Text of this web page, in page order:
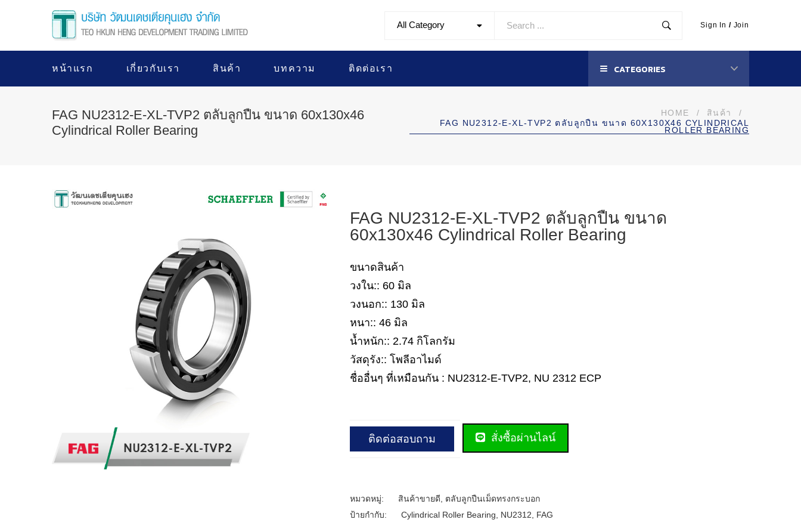
All Category Sign In / Join
หน้าแรก เกี่ยวกับเรา สินค้า บทความ ติดต่อเรา CATEGORIES
FAG NU2312-E-XL-TVP2 ตลับลูกปืน ขนาด 60x130x46
Cylindrical Roller Bearing
HOME / สินค้า
/
FAG NU2312-E-XL-TVP2 ตลับลูกปืน ขนาด 60X130X46 CYLINDRICAL
ROLLER BEARING
FAG NU2312-E-XL-TVP2 ตลับลูกปืน ขนาด
60x130x46 Cylindrical Roller Bearing
ขนาดสินค้า
วงใน:: 60 มิล
วงนอก:: 130 มิล
หนา:: 46 มิล
น้ำหนัก:: 2.74 กิโลกรัม
วัสดุรัง:: โพลีอาไมด์
ชื่ออื่นๆ ที่เหมือนกัน : NU2312-E-TVP2, NU 2312 ECP
ติดต่อสอบถาม สั่งซื้อผ่านไลน์
หมวดหมู่: สินค้าขายดี
ตลับลูกปืนเม็ดทรงกระบอก
ป้ายกำกับ:
Cylindrical Roller Bearing NU2312 FAG